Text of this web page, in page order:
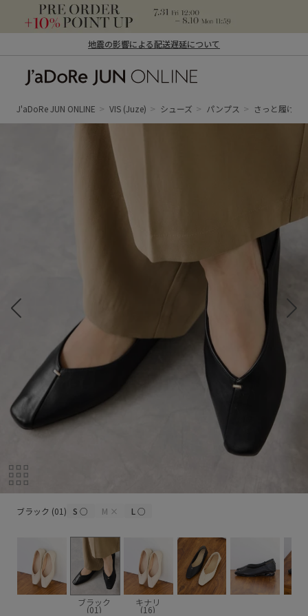
地震の影響による配送遅延について
ン オンライン）
J'aDoRe JUN ONLINE VIS (Juze) シューズ パンプス さっと履ける
ブラック (01) S○ M × L ○
ブラック
(01)
キナリ
(16)